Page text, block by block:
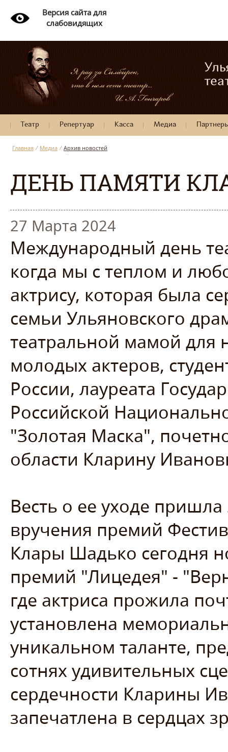
Версия сайта для
слабовидящих
Театр Репертуар Касса Медиа
Главная / Медиа / Архив новостей
ДЕНЬ ПАМЯТИ
27 Марта 2024
Международный день
когда мы с теплом и
актрису, которая была
семьи Ульяновского
театральной мамой для
молодых актеров,
России, лауреата
Российской
"Золотая Маска",
области Кларину
Весть о ее уходе
вручения премий
Клары Шадько сегодня
премий "Лицедея" -
где актриса прожила
установлена
уникальном таланте,
сотнях удивительных
сердечности Кларины
запечатлена в сердцах